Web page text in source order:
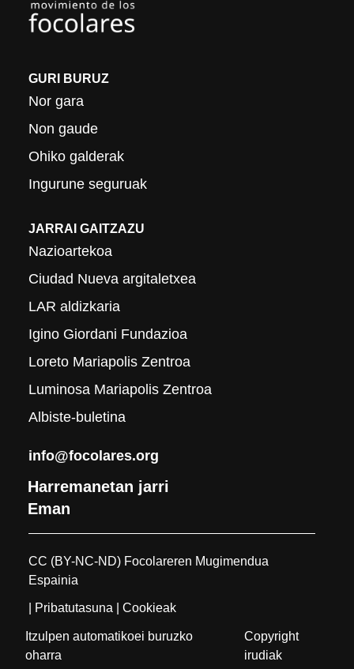
GURI BURUZ
Nor gara
Non gaude
Ohiko galderak
Ingurune seguruak
JARRAI GAITZAZU
Nazioartekoa
Ciudad Nueva argitaletxea
LAR aldizkaria
Igino Giordani Fundazioa
Loreto Mariapolis Zentroa
Luminosa Mariapolis Zentroa
Albiste-buletina
info@focolares.org
Harremanetan jarri
Eman
CC (BY-NC-ND) Focolareren Mugimendua
Espainia
| Pribatutasuna | Cookieak
Itzulpen automatikoei buruzko
oharra
Copyright
irudiak